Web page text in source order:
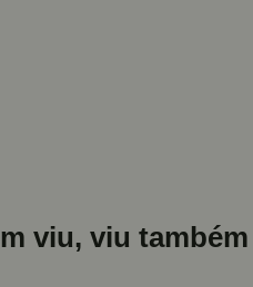
viu, viu também